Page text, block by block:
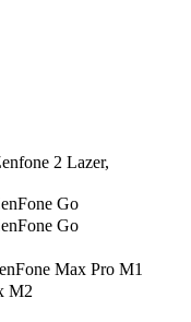
2 Lazer,
Go
Go
Max Pro M1
M2